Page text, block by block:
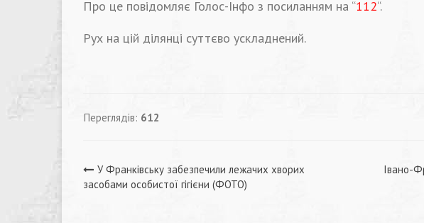
Про це повідомляє Голос-Інфо з посиланням на “112“.
Рух на цій ділянці суттєво ускладнений.
Переглядів: 612
Навігація
У Франківську забезпечили лежачих хворих
засобами особистої гігієни (ФОТО)
Івано-